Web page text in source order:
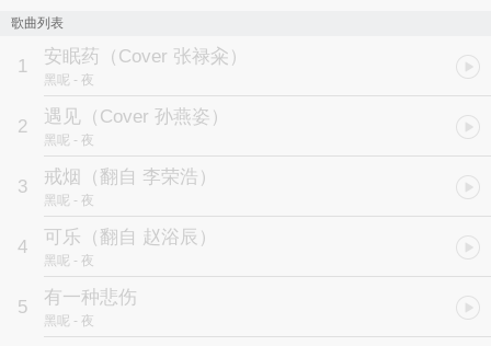
歌曲列表
1 安眠药（Cover 张禄籴）
黑呢 - 夜
2 遇见（Cover 孙燕姿）
黑呢 - 夜
3 戒烟（翻自 李荣浩）
黑呢 - 夜
4 可乐（翻自 赵浴辰）
黑呢 - 夜
5 有一种悲伤
黑呢 - 夜